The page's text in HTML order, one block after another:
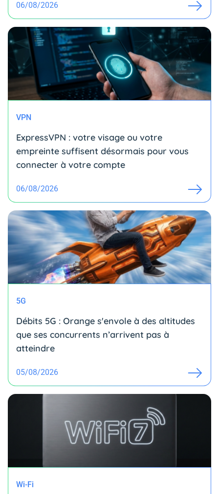
06/08/2026
VPN
ExpressVPN : votre visage ou votre
empreinte suffisent désormais pour vous
connecter à votre compte
06/08/2026
5G
Débits 5G : Orange s'envole à des altitudes
que ses concurrents n’arrivent pas à
atteindre
05/08/2026
Wi-Fi